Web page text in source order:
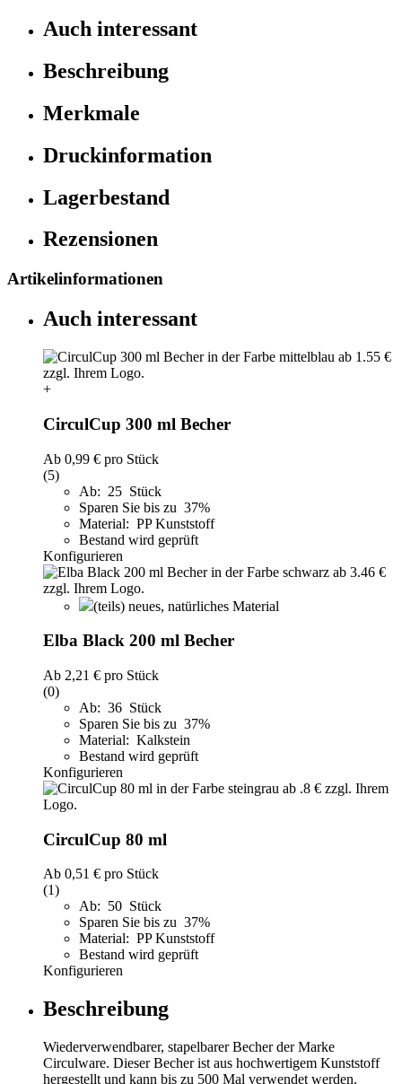
Auch interessant
Beschreibung
Merkmale
Druckinformation
Lagerbestand
Rezensionen
Artikelinformationen
Auch interessant
+
CirculCup 300 ml Becher
Ab 0,99 € pro Stück
(5)
Ab: 25 Stück
Sparen Sie bis zu 37%
Material: PP Kunststoff
Bestand wird geprüft
Konfigurieren
(teils) neues, natürliches Material
Elba Black 200 ml Becher
Ab 2,21 € pro Stück
(0)
Ab: 36 Stück
Sparen Sie bis zu 37%
Material: Kalkstein
Bestand wird geprüft
Konfigurieren
CirculCup 80 ml
Ab 0,51 € pro Stück
(1)
Ab: 50 Stück
Sparen Sie bis zu 37%
Material: PP Kunststoff
Bestand wird geprüft
Konfigurieren
Beschreibung
Wiederverwendbarer, stapelbarer Becher der Marke
Circulware. Dieser Becher ist aus hochwertigem Kunststoff
hergestellt und kann bis zu 500 Mal verwendet werden.